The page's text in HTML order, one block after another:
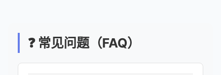
❓ 常见问题（FAQ）